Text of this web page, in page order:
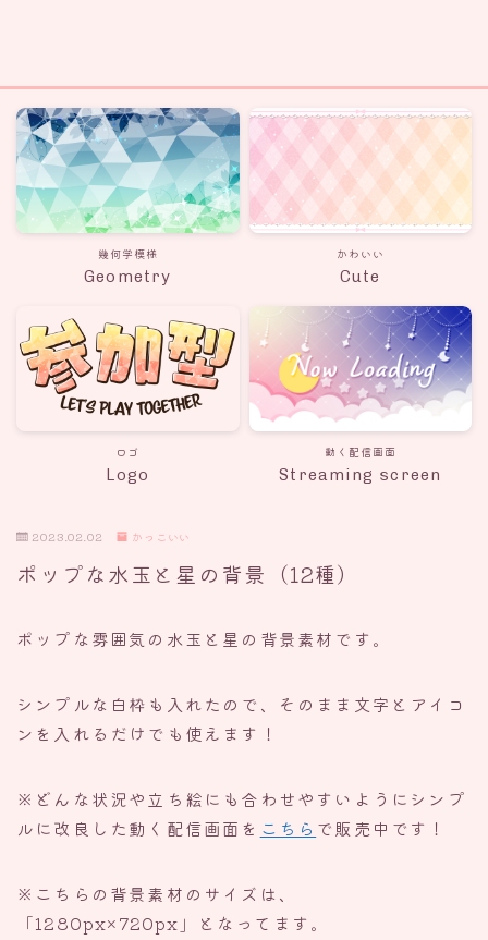
幾何学模様
Geometry
かわいい
Cute
ロゴ
Logo
動く配信画面
Streaming screen
2023.02.02 かっこいい
ポップな水玉と星の背景（12種）
ポップな雰囲気の水玉と星の背景素材です。
シンプルな白枠も入れたので、そのまま文字とアイコ
ンを入れるだけでも使えます！
※どんな状況や立ち絵にも合わせやすいようにシンプ
ルに改良した動く配信画面を こちら で販売中です！
※こちらの背景素材のサイズは、
「1280px×720px」となってます。